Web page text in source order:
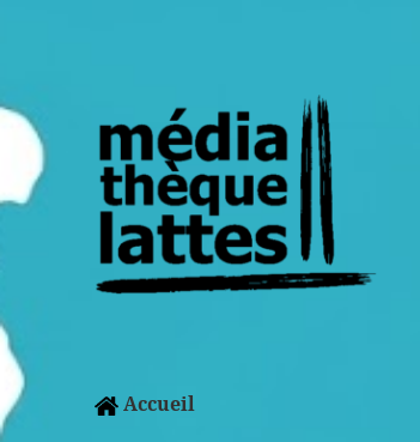
Accueil